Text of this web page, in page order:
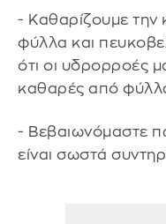
- Καθαρίζουμε
φύλλα και
ότι οι υδρορροές
καθαρές από
- Βεβαιωνόμαστε
είναι σωστά